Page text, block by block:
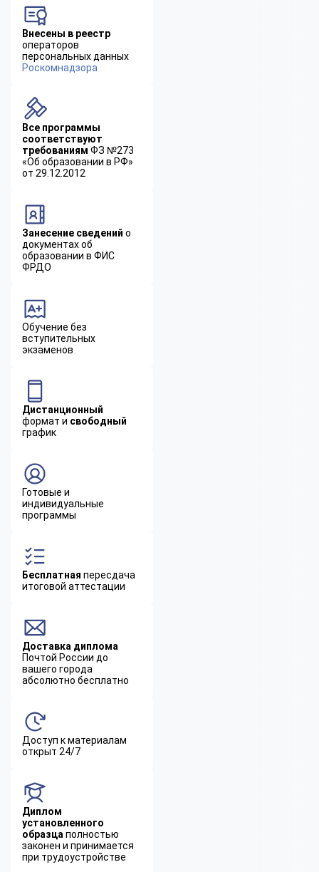
Внесены в реестр
операторов
персональных данных
Роскомнадзора
Все программы
соответствуют
требованиям ФЗ №273
«Об образовании в РФ»
от 29.12.2012
Занесение сведений о
документах об
образовании в ФИС
ФРДО
Обучение без
вступительных
экзаменов
Дистанционный
формат и свободный
график
Готовые и
индивидуальные
программы
Бесплатная пересдача
итоговой аттестации
Доставка диплома
Почтой России до
вашего города
абсолютно бесплатно
Доступ к материалам
открыт 24/7
Диплом
установленного
образца полностью
законен и принимается
при трудоустройстве